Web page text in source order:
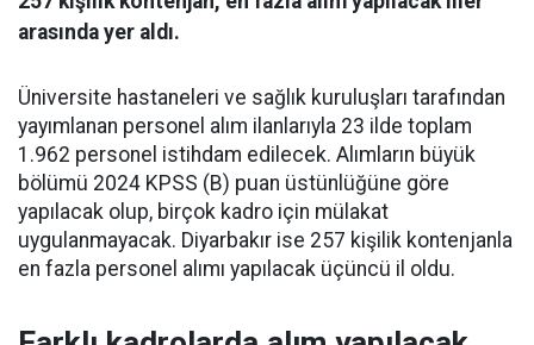
arasında yer aldı.
Üniversite hastaneleri ve sağlık kuruluşları tarafından
yayımlanan personel alım ilanlarıyla 23 ilde toplam
1.962 personel istihdam edilecek. Alımların büyük
bölümü 2024 KPSS (B) puan üstünlüğüne göre
yapılacak olup, birçok kadro için mülakat
uygulanmayacak. Diyarbakır ise 257 kişilik kontenjanla
en fazla personel alımı yapılacak üçüncü il oldu.